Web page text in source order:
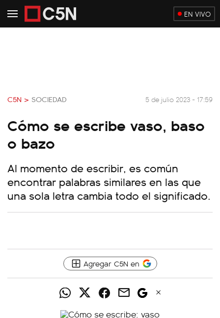
EN VIVO
C5N > SOCIEDAD 5 de julio 2023 - 17:59
Cómo se escribe vaso, baso
o bazo
Al momento de escribir, es común
encontrar palabras similares en las que
una sola letra cambia todo el significado.
Agregar C5N en